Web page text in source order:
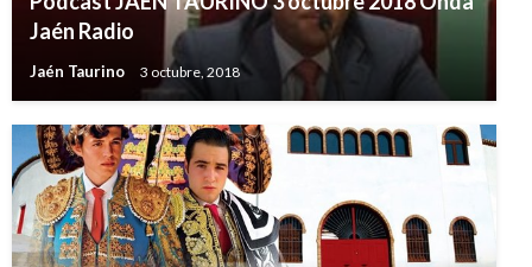
Jaén Radio
Jaén Taurino 3 octubre, 2018